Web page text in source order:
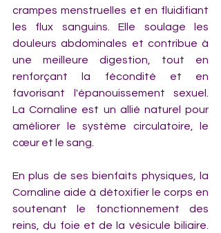
crampes menstruelles et en fluidifiant
les flux sanguins. Elle soulage les
douleurs abdominales et contribue à
une meilleure digestion, tout en
renforçant la fécondité et en
favorisant l'épanouissement sexuel.
La Cornaline est un allié naturel pour
améliorer le système circulatoire, le
cœur et le sang.
En plus de ses bienfaits physiques, la
Cornaline aide à détoxifier le corps en
soutenant le fonctionnement des
reins, du foie et de la vésicule biliaire.